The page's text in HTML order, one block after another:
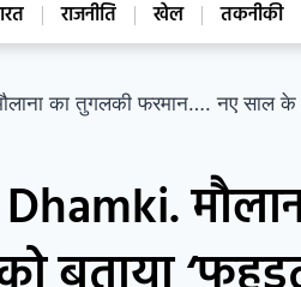
राजनीति खेल तकनीकी
का तुगलकी फरमान…. नए साल के